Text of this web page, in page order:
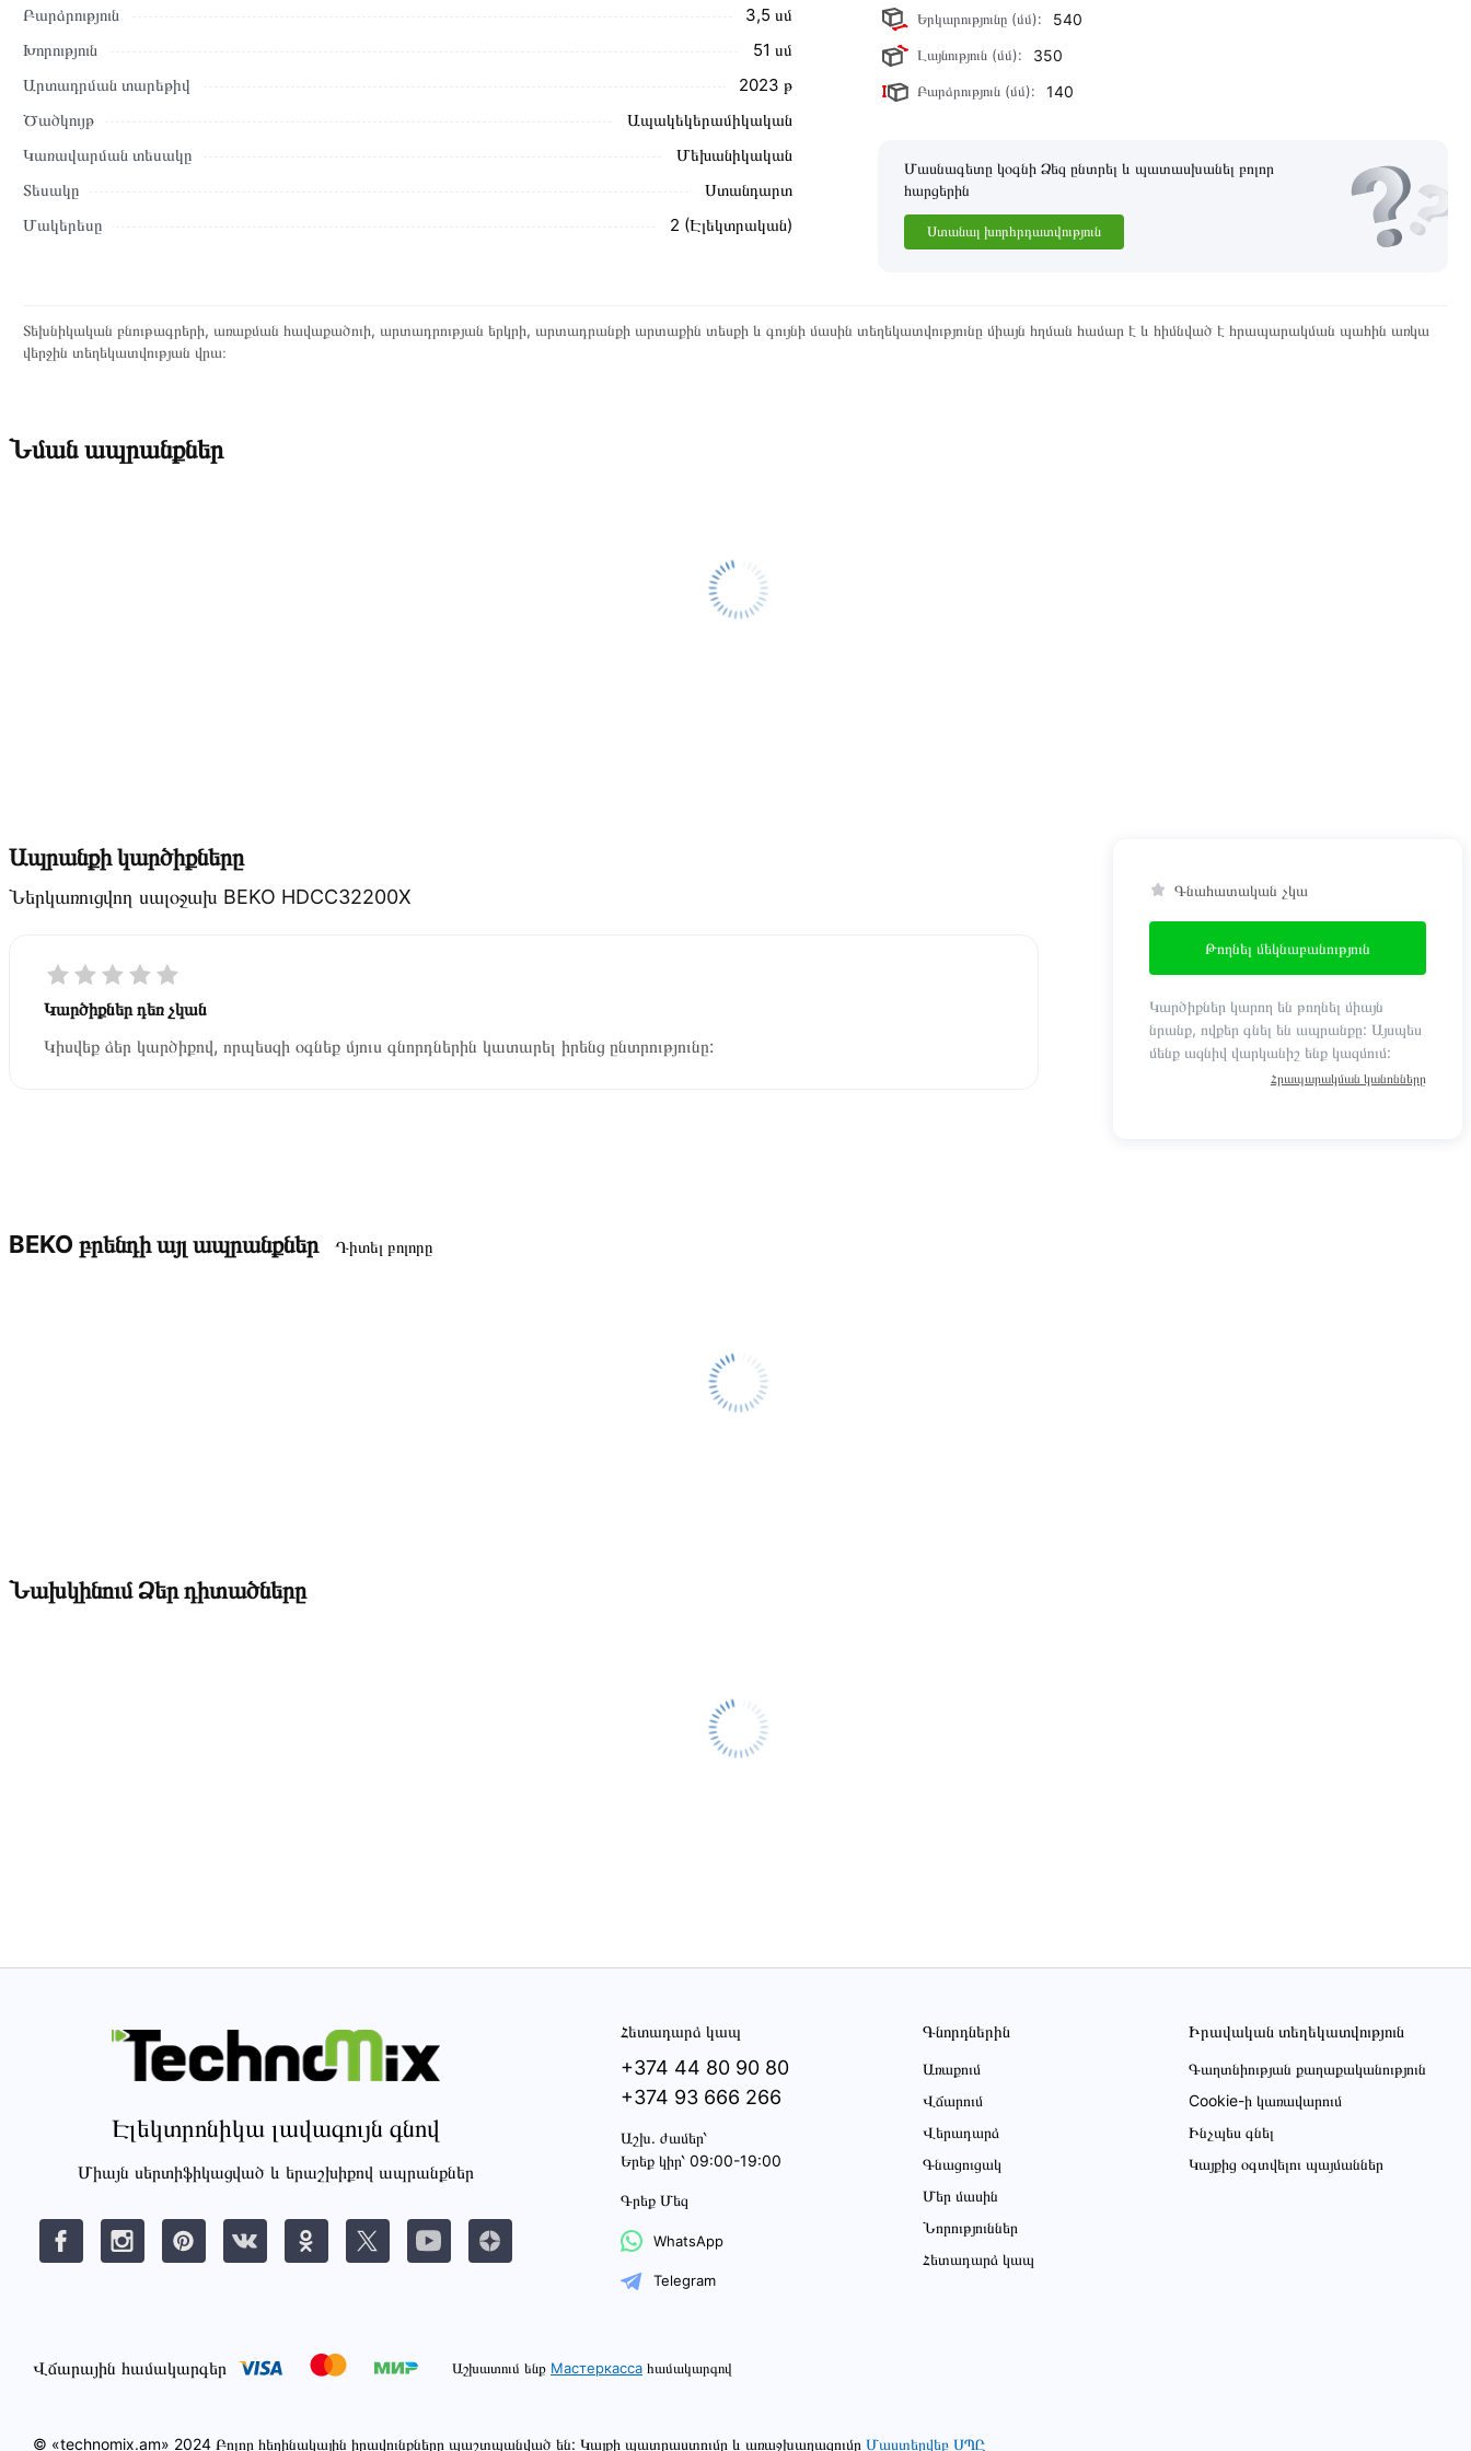
վերադարձը կատարվում է 14 օրվա ընթացքում:
Բարձրություն
3,5 սմ
Խորություն
51 սմ
Արտադրման տարեթիվ
2023 թ
Ծածկույթ
Ապակեկերամիկական
Կառավարման տեսակը
Մեխանիկական
Տեսակը
Ստանդարտ
Մակերեսը
2 (Էլեկտրական)
Երկարությունը (մմ): 540
Լայնություն (մմ): 350
Բարձրություն (մմ): 140
Մասնագետը կօգնի Ձեզ ընտրել և պատասխանել բոլոր
հարցերին
Ստանալ խորհրդատվություն
Տեխնիկական բնութագրերի, առաքման հավաքածուի, արտադրության երկրի, արտադրանքի արտաքին տեսքի և գույնի մասին տեղեկատվությունը միայն հղման համար է և հիմնված է հրապարակման պահին առկա
վերջին տեղեկատվության վրա։
Նման ապրանքներ
Ապրանքի կարծիքները
Ներկառուցվող սալօջախ BEKO HDCC32200X
Կարծիքներ դեռ չկան
Կիսվեք ձեր կարծիքով, որպեսզի օգնեք մյուս գնորդներին կատարել իրենց ընտրությունը:
Գնահատական չկա
Թողնել մեկնաբանություն
Կարծիքներ կարող են թողնել միայն
նրանք, ովքեր գնել են ապրանքը: Այսպես
մենք ազնիվ վարկանիշ ենք կազմում:
Հրապարակման կանոնները
BEKO բրենդի այլ ապրանքներ Դիտել բոլորը
Նախկինում Ձեր դիտածները
Էլեկտրոնիկա լավագույն գնով
Միայն սերտիֆիկացված և երաշխիքով ապրանքներ
Հետադարձ կապ
+374 44 80 90 80
+374 93 666 266
Աշխ․ ժամեր՝
Երեք կիր՝ 09:00-19:00
Գրեք Մեզ
WhatsApp
Telegram
Գնորդներին
Առաքում
Վճարում
Վերադարձ
Գնացուցակ
Մեր մասին
Նորություններ
Հետադարձ կապ
Իրավական տեղեկատվություն
Գաղտնիության քաղաքականություն
Cookie-ի կառավարում
Ինչպես գնել
Կայքից օգտվելու պայմաններ
Վճարային համակարգեր Աշխատում ենք Мастеркасса համակարգով
© «technomix.am» 2024 Բոլոր հեղինակային իրավունքները պաշտպանված են: Կայքի պատրաստումը և առաջխաղացումը Մաստերվեբ ՍՊԸ